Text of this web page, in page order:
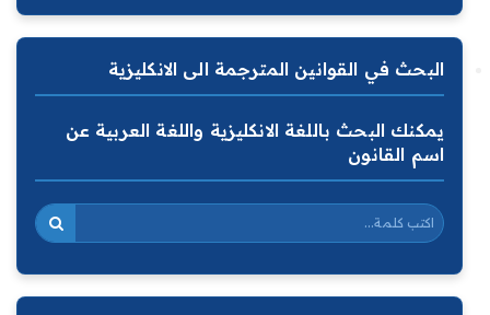
البحث في القوانين المترجمة الى الانكليزية
يمكنك البحث باللغة الانكليزية واللغة العربية عن
اسم القانون